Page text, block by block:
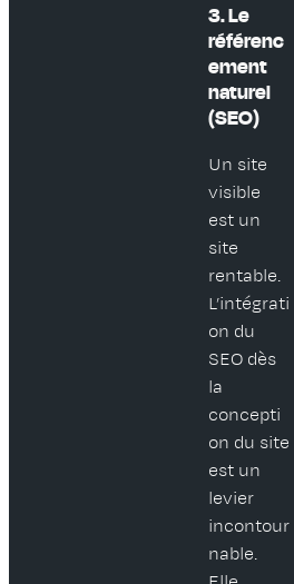
3. Le
référenc
ement
naturel
(SEO)
Un site
visible
est un
site
rentable.
L’intégrati
on du
SEO dès
la
concepti
on du site
est un
levier
incontour
nable.